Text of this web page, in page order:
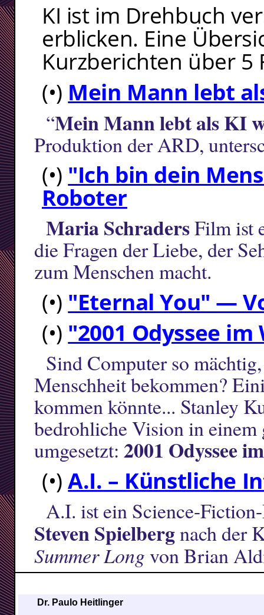
KI ist im Drehbuch
erblicken. Eine
Kurzberichten über 5
(•) Mein Mann lebt
“Mein Mann lebt als KI
Produktion der ARD,
(•) "Ich bin dein
Roboter
Maria SchradersFilm ist
die Fragen der Liebe, der
zum Menschen macht.
(•) "Eternal You" —
(•) "2001 Odyssee
Sind Computer so
Menschheit bekommen?
kommen könnte... Stanley
bedrohliche Vision in
umgesetzt: 2001 Odyssee
(•)A.I. – Künstliche
A.I. ist ein Science-
Steven Spielbergnach der
Summer Long von Brian
Dr. Paulo Heitlinger